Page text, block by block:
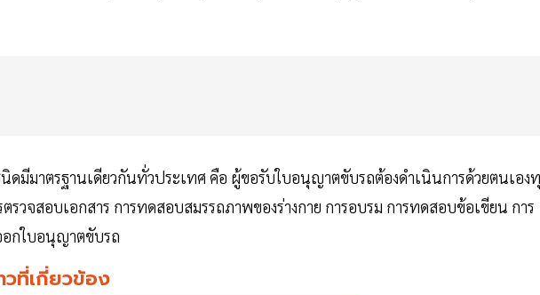
มีมาตรฐานเดียวกันทั่วประเทศ คือ ผู้ขอรับใบอนุญาตขับรถต้องดำเนินการด้วยตนเอง
วจสอบเอกสาร การทดสอบสมรรถภาพของร่างกาย การอบรม การทดสอบข้อเขียน การ
กใบอนุญาตขับรถ
วที่เกี่ยวข้อง